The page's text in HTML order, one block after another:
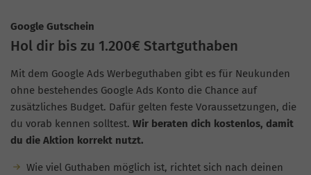
Google Gutschein
Hol dir bis zu 1.200€ Startguthaben
Mit dem Google Ads Werbeguthaben gibt es für Neukunden
ohne bestehendes Google Ads Konto die Chance auf
zusätzliches Budget. Dafür gelten feste Voraussetzungen, die
du vorab kennen solltest. Wir beraten dich kostenlos, damit
du die Aktion korrekt nutzt.
Wie viel Guthaben möglich ist, richtet sich nach deinen